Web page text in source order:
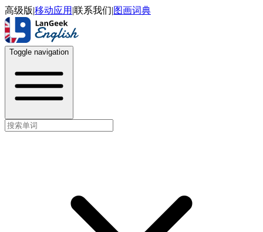
高级版|移动应用 |联系我们|图画词典
Toggle navigation